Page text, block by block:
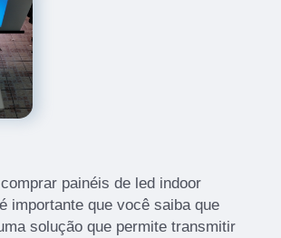
painéis de led indoor
importante que você saiba que
solução que permite transmitir